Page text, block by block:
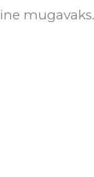
mugavaks.